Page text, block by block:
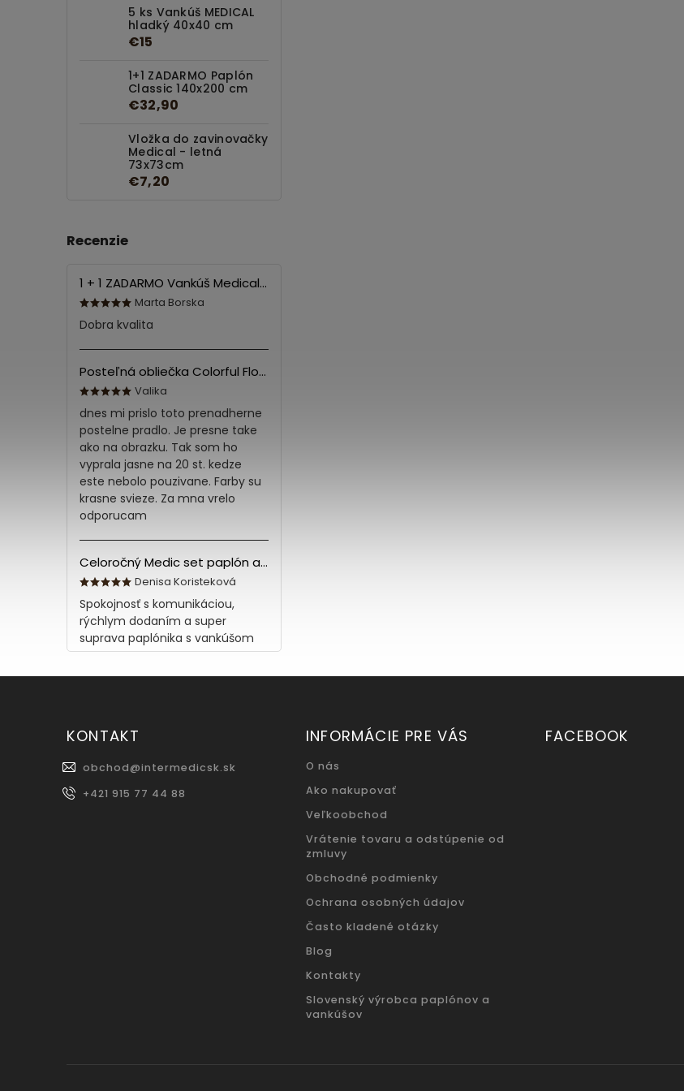
5 ks Vankúš MEDICAL
hladký 40x40 cm
€15
1+1 ZADARMO Paplón
Classic 140x200 cm
€32,90
Vložka do zavinovačky
Medical - letná
73x73cm
€7,20
Recenzie
1 + 1 ZADARMO Vankúš Medical 70x90 cm
Marta Borska
Dobra kvalita
Posteľná obliečka Colorful Flowers Modrá 140x200/70x90 cm
Valika
dnes mi prislo toto prenadherne
postelne pradlo. Je presne take
ako na obrazku. Tak som ho
vyprala jasne na 20 st. kedze
este nebolo pouzivane. Farby su
krasne svieze. Za mna vrelo
odporucam
Celoročný Medic set paplón a vankúš z bavlny
Denisa Koristeková
Spokojnosť s komunikáciou,
rýchlym dodaním a super
suprava paplónika s vankúšom
KONTAKT
obchod@intermedicsk.sk
+421 915 77 44 88
INFORMÁCIE PRE VÁS
O nás
Ako nakupovať
Veľkoobchod
Vrátenie tovaru a odstúpenie od
zmluvy
Obchodné podmienky
Ochrana osobných údajov
Často kladené otázky
Blog
Kontakty
Slovenský výrobca paplónov a
vankúšov
FACEBOOK